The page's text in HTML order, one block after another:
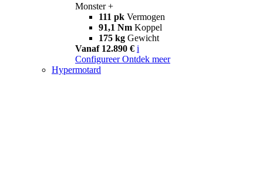
Monster +
111 pk Vermogen
91,1 Nm Koppel
175 kg Gewicht
Vanaf 12.890 € i
Configureer Ontdek meer
Hypermotard